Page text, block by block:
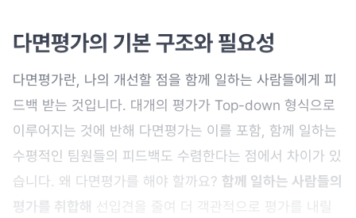
다면평가의 기본 구조와 필요성
다면평가란, 나의 개선할 점을 함께 일하는 사람들에게 피
드백 받는 것입니다. 대개의 평가가 Top-down 형식으로
이루어지는 것에 반해 다면평가는 이를 포함, 함께 일하는
수평적인 팀원들의 피드백도 수렴한다는 점에서 차이가 있
습니다. 왜 다면평가를 해야 할까요? 함께 일하는 사람들의
평가를 취합해
선입견을 줄여 더 객관적으로 평가를 내릴